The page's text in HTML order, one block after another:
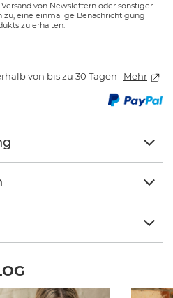
von Newslettern oder sonstiger
eine einmalige Benachrichtigung
zu erhalten.
von bis zu 30 Tagen Mehr